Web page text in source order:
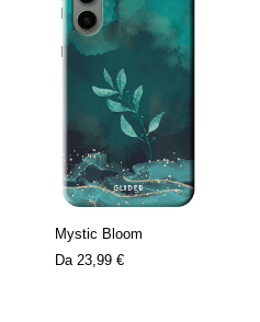
Mystic Bloom
Da 23,99 €